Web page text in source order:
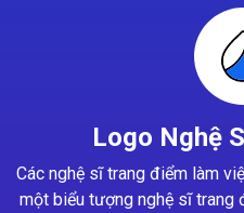
Logo Nghệ
Các nghệ sĩ trang điểm làm
một biểu tượng nghệ sĩ